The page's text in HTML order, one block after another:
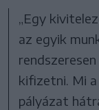
„Egy
az egyik
kifizetni. Mi
pályázat